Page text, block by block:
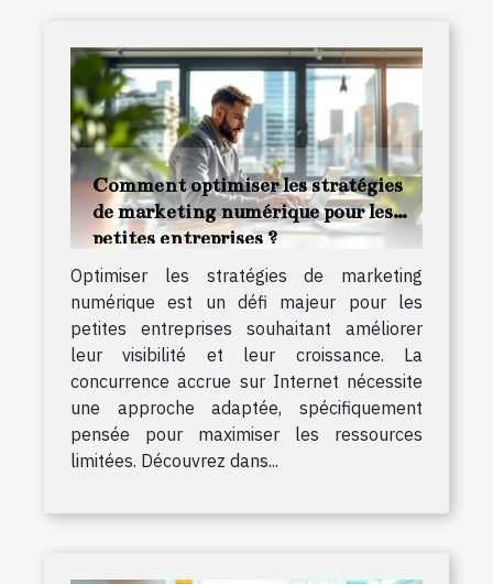
Comment optimiser les stratégies
de marketing numérique pour les
petites entreprises ?
Optimiser les stratégies de marketing
numérique est un défi majeur pour les
petites entreprises souhaitant améliorer
leur visibilité et leur croissance. La
concurrence accrue sur Internet nécessite
une approche adaptée, spécifiquement
pensée pour maximiser les ressources
limitées. Découvrez dans...